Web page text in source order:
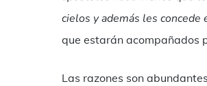
cielos y además les
que estarán acompañados
Las razones son